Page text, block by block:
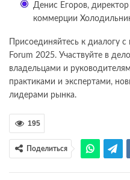
Денис Егоров,
коммерции
Присоединяйтесь к диалогу
Forum 2025. Участвуйте в
владельцами и
практиками и экспертами,
лидерами рынка.
195
Поделиться